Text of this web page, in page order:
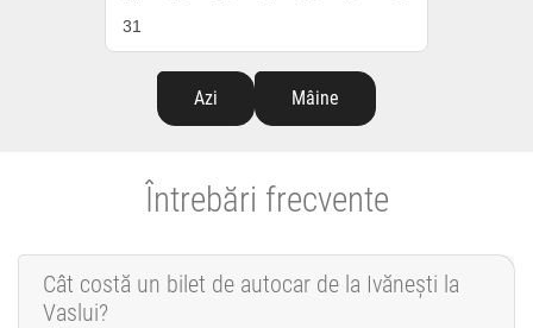
31
Azi Mâine
Întrebări frecvente
Cât costă un bilet de autocar de la Ivănești la
Vaslui?